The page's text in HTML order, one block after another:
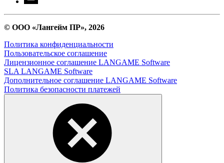
© ООО «Лангейм ПР», 2026
Политика конфиденциальности
Пользовательское соглашение
Лицензионное соглашение LANGAME Software
SLA LANGAME Software
Дополнительное соглашение LANGAME Software
Политика безопасности платежей